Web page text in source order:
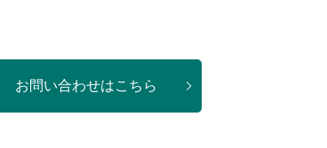
お問い合わせはこちら